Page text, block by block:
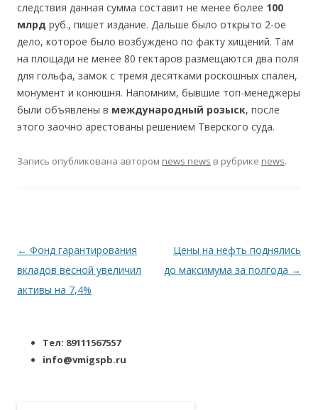
следствия данная сумма составит не менее более 100
млрд руб., пишет издание. Дальше было открыто 2-ое
дело, которое было возбуждено по факту хищений. Там
на площади не менее 80 гектаров размещаются два поля
для гольфа, замок с тремя десятками роскошных спален,
монумент и конюшня. Напомним, бывшие топ-менеджеры
были объявлены в международный розыск, после
этого заочно арестованы решением Тверского суда.
Запись опубликована автором news news в рубрике news.
Навигация по записям
← Фонд гарантирования
вкладов весной увеличил
активы на 7,4%
Цены на нефть поднялись
до максимума за полгода →
Тел: 89111567557
info@vmigspb.ru